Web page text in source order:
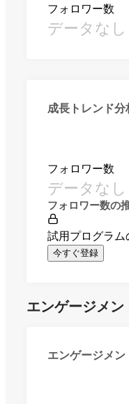
フォロワー数
データなし
成長トレンド分
フォロワー数
データなし
フォロワー数の
試用プログラム
今すぐ登録
エンゲージメン
エンゲージメン